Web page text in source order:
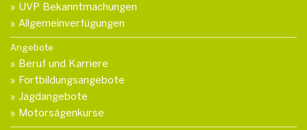
UVP Bekanntmachungen
Allgemeinverfügungen
Angebote
Beruf und Karriere
Fortbildungsangebote
Jagdangebote
Motorsägenkurse